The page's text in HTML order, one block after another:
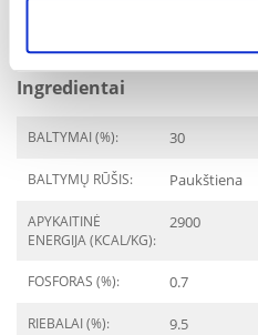
Ingredientai
BALTYMAI (%): 30
BALTYMŲ RŪŠIS: Paukštiena
APYKAITINĖ
ENERGIJA (KCAL/KG):
2900
FOSFORAS (%): 0.7
RIEBALAI (%): 9.5